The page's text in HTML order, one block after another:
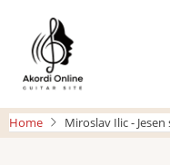
main
content
Home Miroslav Ilic -